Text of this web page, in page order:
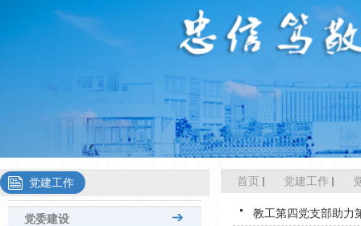
党建工作
党委建设
首页 党建工作
教工第四党支部助力